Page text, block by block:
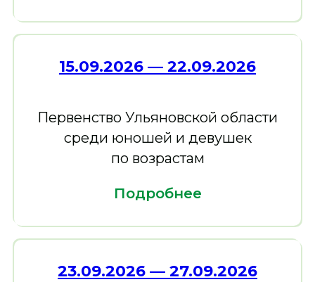
15.09.2026 — 22.09.2026
Первенство Ульяновской области
среди юношей и девушек
по возрастам
Подробнее
23.09.2026 — 27.09.2026